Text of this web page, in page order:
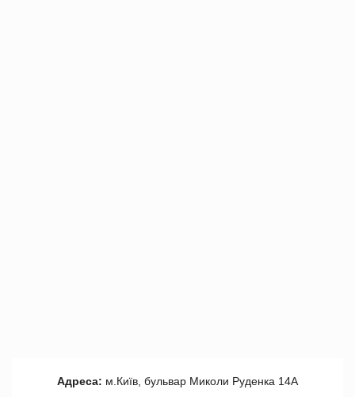
Адреса: м.Київ, бульвар Миколи Руденка 14А